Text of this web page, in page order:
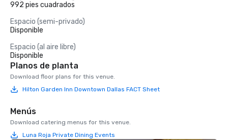
992 pies cuadrados
Espacio (semi-privado)
Disponible
Espacio (al aire libre)
Disponible
Planos de planta
Download floor plans for this venue.
Hilton Garden Inn Downtown Dallas FACT Sheet
Menús
Download catering menus for this venue.
Luna Roja Private Dining Events